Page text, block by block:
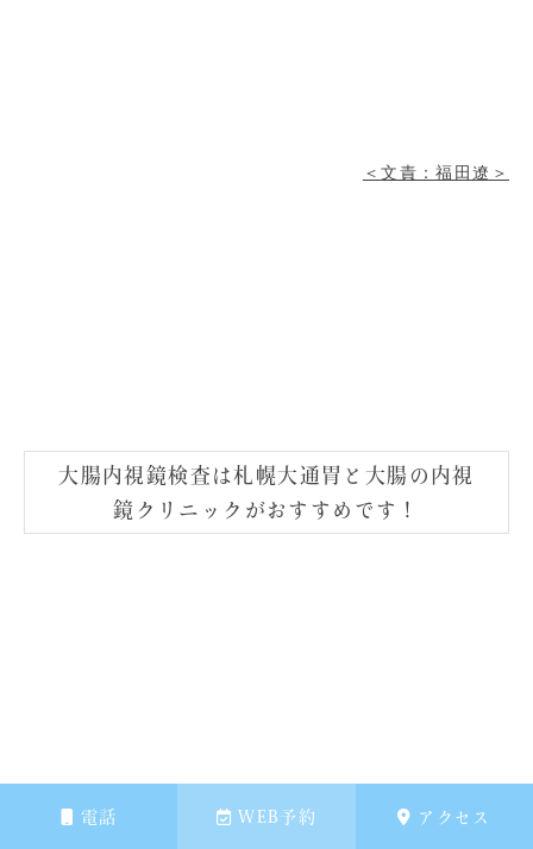
電話 WEB予約 アクセス
＜文責：福田遼＞
大腸内視鏡検査は札幌大通胃と大腸の内視
鏡クリニックがおすすめです！